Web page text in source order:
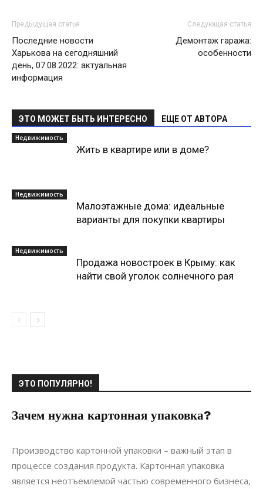
Предыдущая статья
Последние новости
Харькова на сегодняшний
день, 07.08.2022: актуальная
информация
Следующая статья
Демонтаж гаража:
особенности
ЭТО МОЖЕТ БЫТЬ ИНТЕРЕСНО ЕЩЕ ОТ АВТОРА
Недвижимость
Жить в квартире или в доме?
Недвижимость
Малоэтажные дома: идеальные
варианты для покупки квартиры
Недвижимость
Продажа новостроек в Крыму: как
найти свой уголок солнечного рая
ЭТО ПОПУЛЯРНО!
Зачем нужна картонная упаковка?
17.05.2024
Производство картонной упаковки – важный этап в
процессе создания продукта. Картонная упаковка
является неотъемлемой частью современного бизнеса,